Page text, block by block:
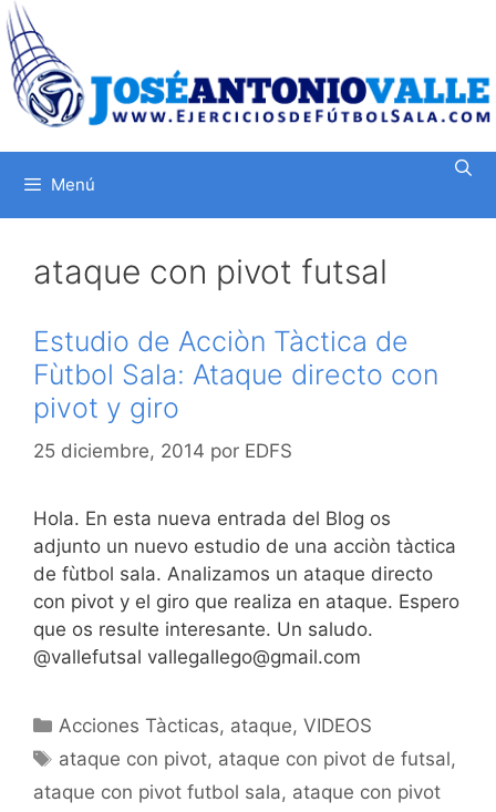
Saltar
al
contenido
Menú
ataque con pivot futsal
Estudio de Acciòn Tàctica de
Fùtbol Sala: Ataque directo con
pivot y giro
25 diciembre, 2014 por EDFS
Hola. En esta nueva entrada del Blog os
adjunto un nuevo estudio de una acciòn tàctica
de fùtbol sala. Analizamos un ataque directo
con pivot y el giro que realiza en ataque. Espero
que os resulte interesante. Un saludo.
@vallefutsal vallegallego@gmail.com
Categorías
Acciones Tàcticas, ataque,VIDEOS
Etiquetas
ataque con pivot, ataque con pivot de futsal,
ataque con pivot futbol sala, ataque con pivot